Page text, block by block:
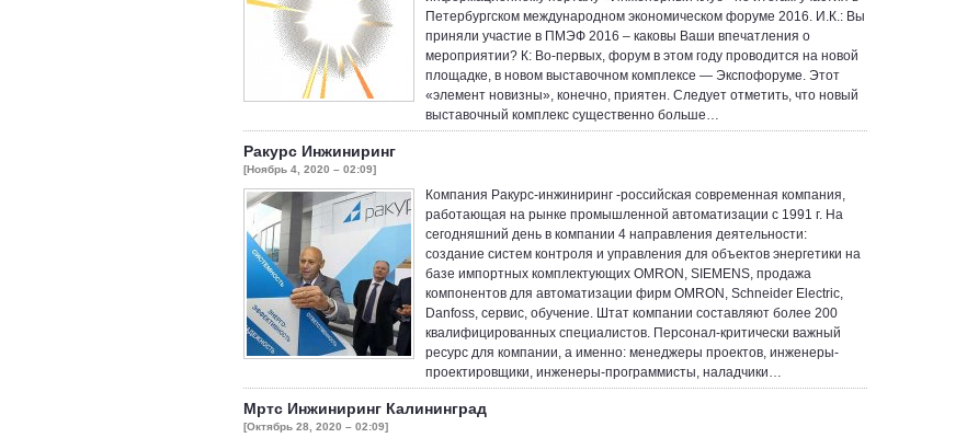
Петербургском международном экономическом форуме 2016. И.К.: Вы
приняли участие в ПМЭФ 2016 – каковы Ваши впечатления о
мероприятии? К: Во-первых, форум в этом году проводится на новой
площадке, в новом выставочном комплексе — Экспофоруме. Этот
«элемент новизны», конечно, приятен. Следует отметить, что новый
выставочный комплекс существенно больше…
Ракурс Инжиниринг
[Ноябрь 4, 2020 – 02:09]
Компания Ракурс-инжиниринг -российская современная компания,
работающая на рынке промышленной автоматизации с 1991 г. На
сегодняшний день в компании 4 направления деятельности:
создание систем контроля и управления для объектов энергетики на
базе импортных комплектующих OMRON, SIEMENS, продажа
компонентов для автоматизации фирм OMRON, Schneider Electric,
Danfoss, сервис, обучение. Штат компании составляют более 200
квалифицированных специалистов. Персонал-критически важный
ресурс для компании, а именно: менеджеры проектов, инженеры-
проектировщики, инженеры-программисты, наладчики…
Мртс Инжиниринг Калининград
[Октябрь 28, 2020 – 02:09]